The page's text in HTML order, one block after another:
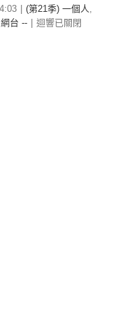
(第21季) 一個人,
台 -- 迴響已關閉